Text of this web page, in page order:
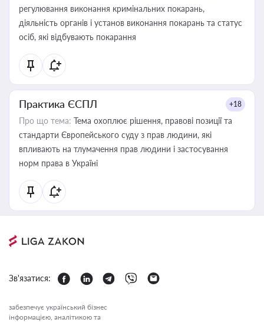
регулювання виконання кримінальних покарань,
діяльність органів і установ виконання покарань та статус
осіб, які відбувають покарання
Практика ЄСПЛ +18
Про що тема: Тема охоплює рішення, правові позиції та
стандарти Європейського суду з прав людини, які
впливають на тлумачення прав людини і застосування
норм права в Україні
Зв'язатися:
забезпечує український бізнес
інформацією, аналітикою та